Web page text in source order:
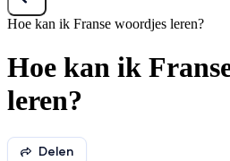
Hoe kan ik Franse woordjes leren?
Hoe kan ik
leren?
Delen